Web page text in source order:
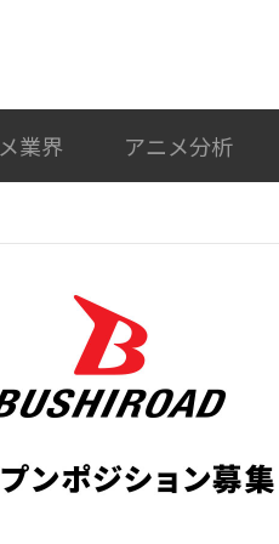
業界 アニメ分析